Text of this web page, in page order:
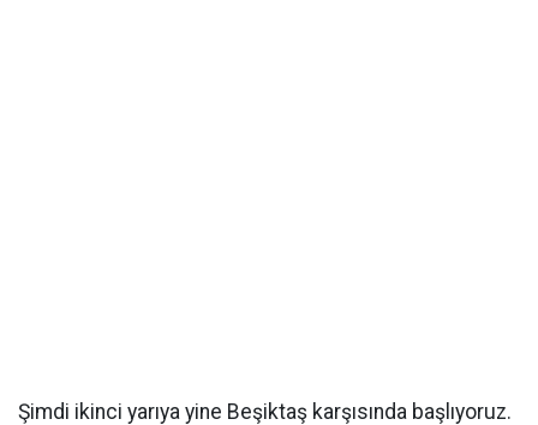
Şimdi ikinci yarıya yine Beşiktaş karşısında başlıyoruz.